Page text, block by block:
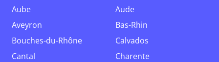
Aube
Aude
Aveyron
Bas-Rhin
Bouches-du-Rhône
Calvados
Cantal
Charente